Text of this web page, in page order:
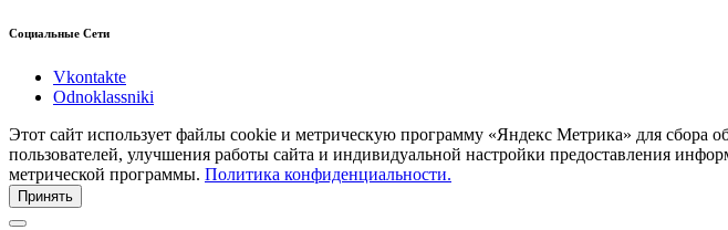
Социальные Сети
Vkontakte
Odnoklassniki
Этот сайт использует файлы cookie и метрическую программу «Яндекс Метрика» для сбора
пользователей, улучшения работы сайта и индивидуальной настройки предоставления
метрической программы. Политика конфиденциальности.
Принять